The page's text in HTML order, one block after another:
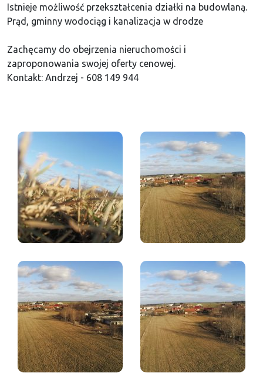
Istnieje możliwość przekształcenia działki na budowlaną.
Prąd, gminny wodociąg i kanalizacja w drodze
Zachęcamy do obejrzenia nieruchomości i
zaproponowania swojej oferty cenowej.
Kontakt: Andrzej - 608 149 944